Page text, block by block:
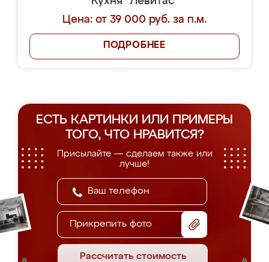
Цена: от 39 000 руб. за п.м.
ПОДРОБНЕЕ
ЕСТЬ КАРТИНКИ ИЛИ ПРИМЕРЫ
ТОГО, ЧТО НРАВИТСЯ?
Присылайте — сделаем также или
лучше!
Прикрепить фото
Рассчитать стоимость